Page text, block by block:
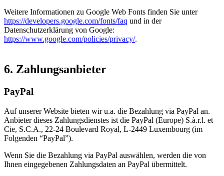
Weitere Informationen zu Google Web Fonts finden Sie unter
https://developers.google.com/fonts/faq und in der
Datenschutzerklärung von Google:
https://www.google.com/policies/privacy/.
6. Zahlungsanbieter
PayPal
Auf unserer Website bieten wir u.a. die Bezahlung via PayPal an.
Anbieter dieses Zahlungsdienstes ist die PayPal (Europe) S.à.r.l. et
Cie, S.C.A., 22-24 Boulevard Royal, L-2449 Luxembourg (im
Folgenden “PayPal”).
Wenn Sie die Bezahlung via PayPal auswählen, werden die von
Ihnen eingegebenen Zahlungsdaten an PayPal übermittelt.